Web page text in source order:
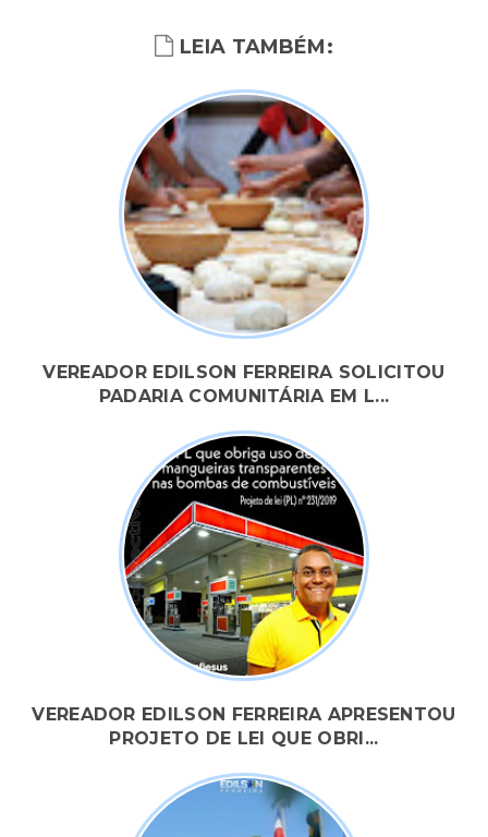
LEIA TAMBÉM:
VEREADOR EDILSON FERREIRA SOLICITOU
PADARIA COMUNITÁRIA EM L...
VEREADOR EDILSON FERREIRA APRESENTOU
PROJETO DE LEI QUE OBRI...